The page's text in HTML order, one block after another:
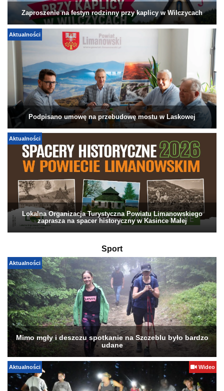
Zaproszenie na festyn rodzinny przy kaplicy w Wilczycach
Aktualności
Podpisano umowę na przebudowę mostu w Laskowej
Aktualności
Lokalna Organizacja Turystyczna Powiatu Limanowskiego
zaprasza na spacer historyczny w Kasince Małej
Sport
Aktualności
Mimo mgły i deszczu spotkanie na Szczeblu było bardzo
udane
Aktualności Wideo